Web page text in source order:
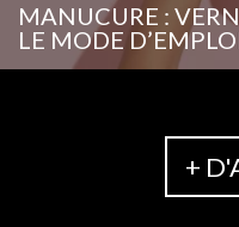
MANUCURE :
LE MODE
+